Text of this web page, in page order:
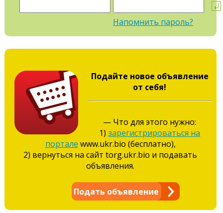
Напомнить пароль?
Подайте новое объявление
от себя!
— Что для этого нужно:
1)зарегистрироваться на
портале www.ukr.bio (бесплатно),
2) вернуться на сайт torg.ukr.bio и подавать
объявления.
Подать объявление